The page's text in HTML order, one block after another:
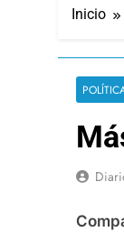
Inicio